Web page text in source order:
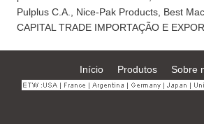
Pulplus C.A., Nice-Pak Products, Best
CAPITAL TRADE IMPORTAÇÃO E
Início Produtos Sobre